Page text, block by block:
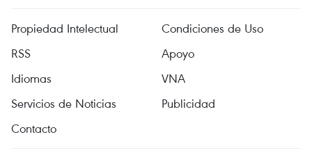
Propiedad Intelectual
Condiciones de Uso
RSS
Apoyo
Idiomas
VNA
Servicios de Noticias
Publicidad
Contacto